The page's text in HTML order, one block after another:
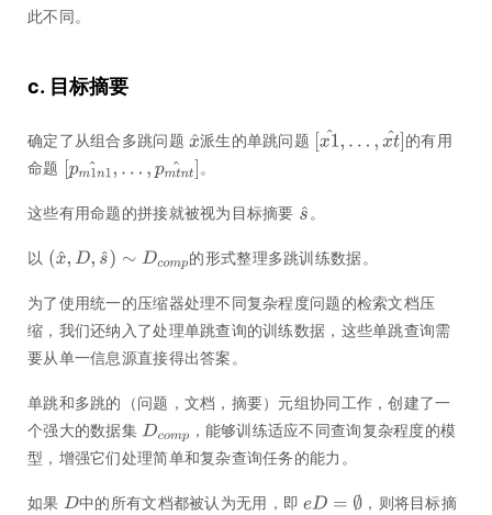
此不同。
c. 目标摘要
确定了从组合多跳问题 派生的单跳问题
的有用
命题
。
这些有用命题的拼接就被视为目标摘要 。
以 的形式整理多跳训练数据。
为了使用统一的压缩器处理不同复杂程度问题的检索文档压
缩，我们还纳入了处理单跳查询的训练数据，这些单跳查询需
要从单一信息源直接得出答案。
单跳和多跳的（问题，文档，摘要）元组协同工作，创建了一
个强大的数据集
，能够训练适应不同查询复杂程度的模
型，增强它们处理简单和复杂查询任务的能力。
如果 中的所有文档都被认为无用，即
，则将目标摘